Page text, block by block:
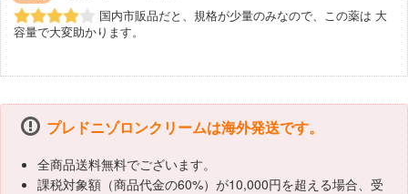
国内市販品だと、規格が少量のみなので、この薬は 大
容量で大変助かります。
プレドニゾロンクリームは海外発送です。
全商品送料無料でございます。
課税対象額（商品代金の60%）が10,000円を超える場合、受